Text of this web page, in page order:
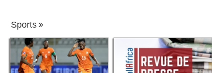
Sports